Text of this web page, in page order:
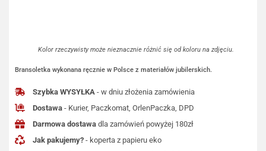
Kolor rzeczywisty może nieznacznie różnić się od koloru na zdjęciu.
Bransoletka wykonana ręcznie w Polsce z materiałów jubilerskich.
Szybka WYSYŁKA - w dniu złożenia zamówienia
Dostawa - Kurier, Paczkomat, OrlenPaczka, DPD
Darmowa dostawa dla zamówień powyżej 180zł
Jak pakujemy? - koperta z papieru eko